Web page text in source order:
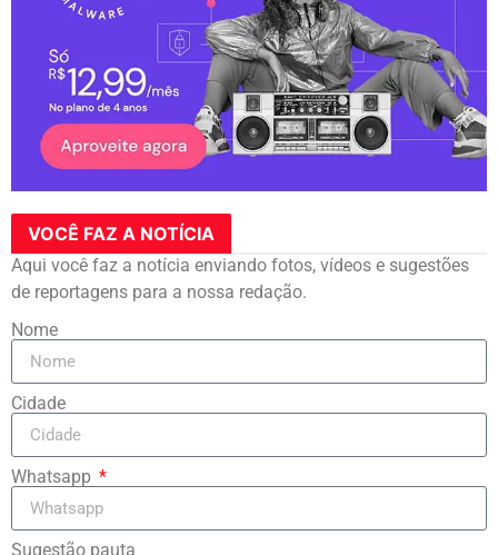
VOCÊ FAZ A NOTÍCIA
Aqui você faz a notícia enviando fotos, vídeos e sugestões
de reportagens para a nossa redação.
Nome
Cidade
Whatsapp
Sugestão pauta